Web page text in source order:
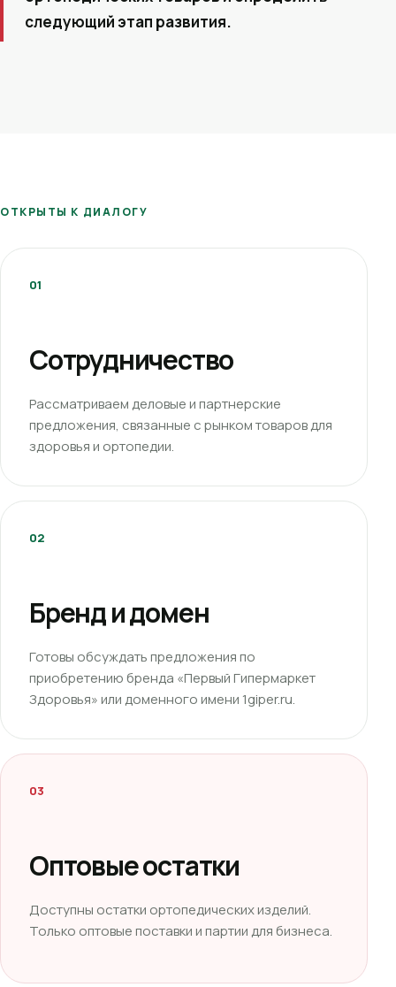
следующий этап развития.
ОТКРЫТЫ К ДИАЛОГУ
01
Сотрудничество
Рассматриваем деловые и партнерские
предложения, связанные с рынком товаров для
здоровья и ортопедии.
02
Бренд и домен
Готовы обсуждать предложения по
приобретению бренда «Первый Гипермаркет
Здоровья» или доменного имени 1giper.ru.
03
Оптовые остатки
Доступны остатки ортопедических изделий.
Только оптовые поставки и партии для бизнеса.